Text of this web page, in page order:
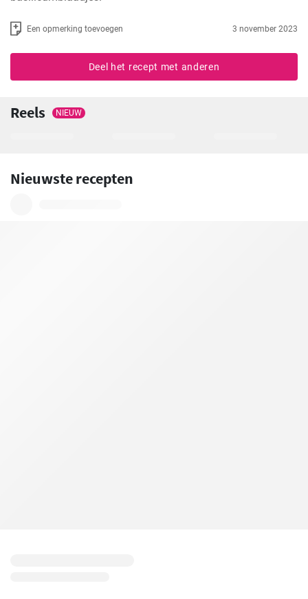
Een opmerking toevoegen 3 november 2023
Deel het recept met anderen
Reels NIEUW
Nieuwste recepten